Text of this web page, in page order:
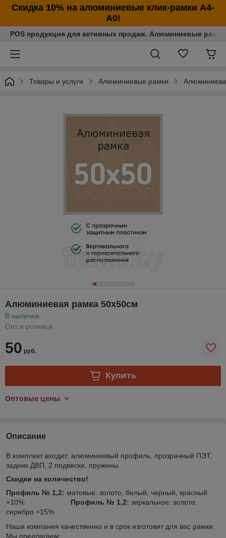
Cкидка 10% на алюминиевые клик-рамки А4-
А0!
POS продукция для активных продаж. Алюминиевые рамки
Товары и услуги Алюминиевые рамки
Алюминиевая рамка 50x50см
В наличии
Опт и розница
50 руб.
Купить
Оптовые цены
Описание
В комплект входит: алюминиевый профиль, прозрачный ПЭТ,
задник ДВП, 2 подвески, пружины.
Скидки на количество!
Профиль № 1,2: матовые: золото, белый, черный, красный
+10% Профиль № 1,2: зеркальное: золото,
серебро +15%
Наша компания качественно и в срок изготовит для вас рамки.
Мы предлагаем: